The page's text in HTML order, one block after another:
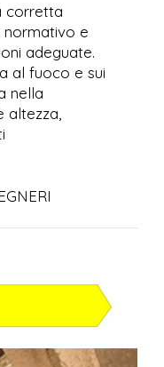
corretta
e
adeguate.
al fuoco e sui
nella